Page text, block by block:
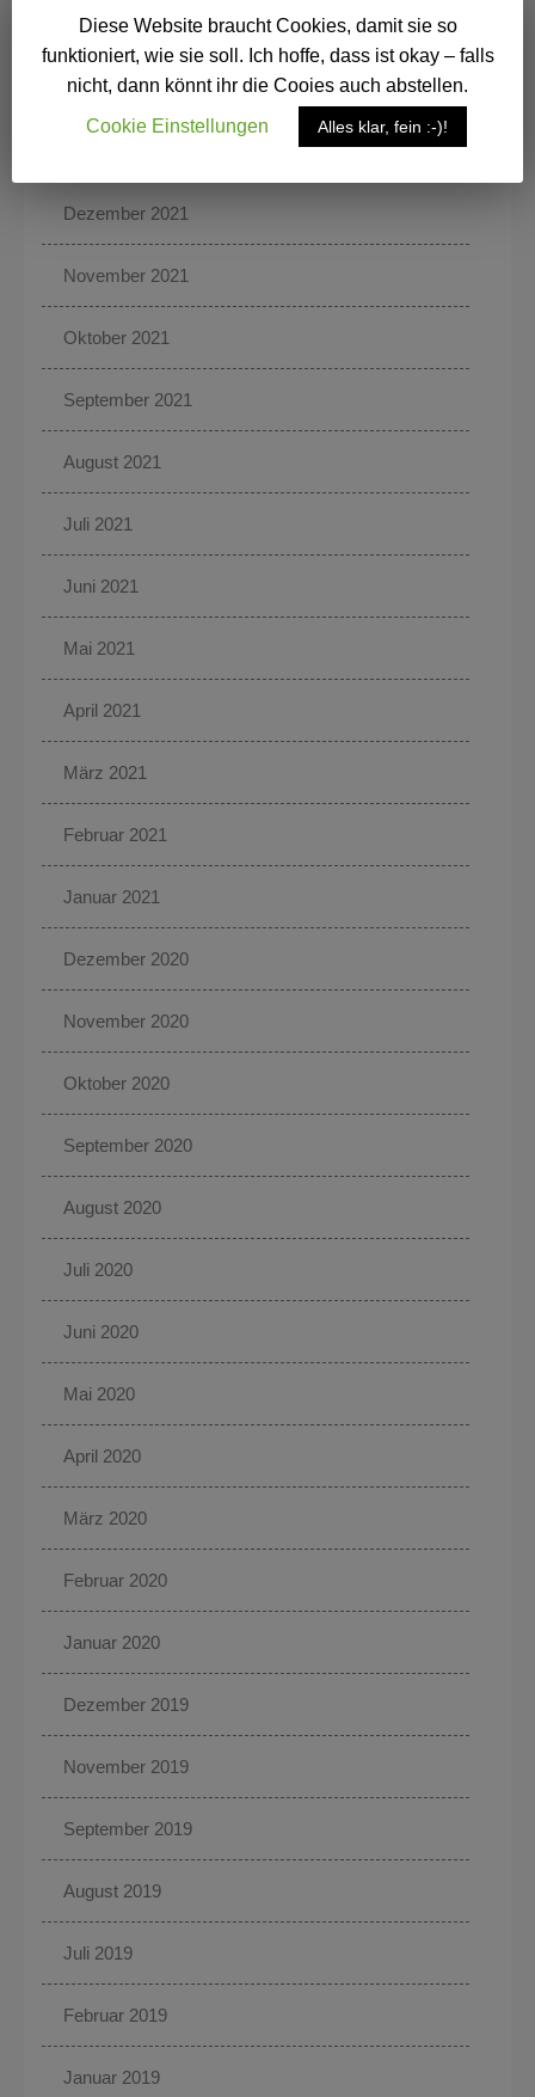
März 2022
Februar 2022
Dezember 2021
November 2021
Oktober 2021
September 2021
August 2021
Juli 2021
Juni 2021
Mai 2021
April 2021
März 2021
Februar 2021
Januar 2021
Dezember 2020
November 2020
Oktober 2020
September 2020
August 2020
Juli 2020
Juni 2020
Mai 2020
April 2020
März 2020
Februar 2020
Januar 2020
Dezember 2019
November 2019
September 2019
August 2019
Juli 2019
Februar 2019
Januar 2019
Diese Website braucht Cookies, damit sie so
funktioniert, wie sie soll. Ich hoffe, dass ist okay – falls
nicht, dann könnt ihr die Cooies auch abstellen.
Cookie Einstellungen
Alles klar, fein :-)!